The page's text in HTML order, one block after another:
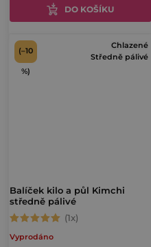
hvězdiček.
DO KOŠÍKU
Chlazené
Středně pálivé
Balíček kilo a půl Kimchi
středně pálivé
Průměrné
hodnocení
Vyprodáno
(–10
%)